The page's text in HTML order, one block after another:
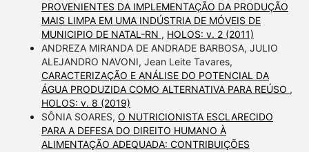
PROVENIENTES DA IMPLEMENTAÇÃO DA PRODUÇÃO
MAIS LIMPA EM UMA INDÚSTRIA DE MÓVEIS DE
MUNICIPIO DE NATAL-RN , HOLOS: v. 2 (2011)
ANDREZA MIRANDA DE ANDRADE BARBOSA, JULIO
ALEJANDRO NAVONI, Jean Leite Tavares,
CARACTERIZAÇÃO E ANÁLISE DO POTENCIAL DA
ÁGUA PRODUZIDA COMO ALTERNATIVA PARA REÚSO ,
HOLOS: v. 8 (2019)
SÔNIA SOARES, O NUTRICIONISTA ESCLARECIDO
PARA A DEFESA DO DIREITO HUMANO À
ALIMENTAÇÃO ADEQUADA: CONTRIBUIÇÕES